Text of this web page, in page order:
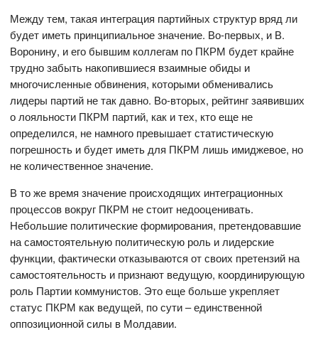
Между тем, такая интеграция партийных структур вряд ли
будет иметь принципиальное значение. Во-первых, и В.
Воронину, и его бывшим коллегам по ПКРМ будет крайне
трудно забыть накопившиеся взаимные обиды и
многочисленные обвинения, которыми обменивались
лидеры партий не так давно. Во-вторых, рейтинг заявивших
о лояльности ПКРМ партий, как и тех, кто еще не
определился, не намного превышает статистическую
погрешность и будет иметь для ПКРМ лишь имиджевое, но
не количественное значение.
В то же время значение происходящих интеграционных
процессов вокруг ПКРМ не стоит недооценивать.
Небольшие политические формирования, претендовавшие
на самостоятельную политическую роль и лидерские
функции, фактически отказываются от своих претензий на
самостоятельность и признают ведущую, координирующую
роль Партии коммунистов. Это еще больше укрепляет
статус ПКРМ как ведущей, по сути – единственной
оппозиционной силы в Молдавии.